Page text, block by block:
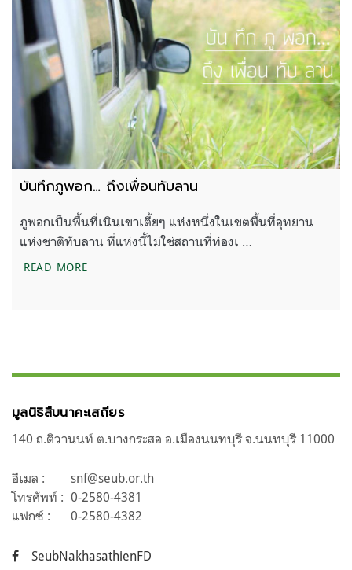
บันทึกภูพอก… ถึงเพื่อนทับลาน
ภูพอกเป็นพื้นที่เนินเขาเตี้ยๆ แห่งหนึ่งในเขตพื้นที่อุทยาน
แห่งชาติทับลาน ที่แห่งนี้ไม่ใช่สถานที่ท่องเ …
READ MOREบันทึกภูพอก… ถึงเพื่อนทับลาน
มูลนิธิสืบนาคะเสถียร
140 ถ.ติวานนท์ ต.บางกระสอ อ.เมืองนนทบุรี จ.นนทบุรี 11000
อีเมล :
snf@seub.or.th
โทรศัพท์ : 0-2580-4381
แฟกซ์ :
0-2580-4382
SeubNakhasathienFD